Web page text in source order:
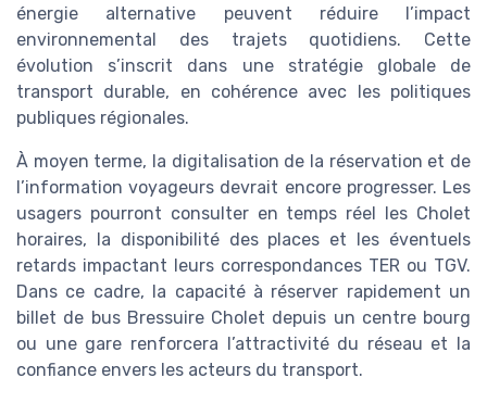
énergie alternative peuvent réduire l’impact
environnemental des trajets quotidiens. Cette
évolution s’inscrit dans une stratégie globale de
transport durable, en cohérence avec les politiques
publiques régionales.
À moyen terme, la digitalisation de la réservation et de
l’information voyageurs devrait encore progresser. Les
usagers pourront consulter en temps réel les Cholet
horaires, la disponibilité des places et les éventuels
retards impactant leurs correspondances TER ou TGV.
Dans ce cadre, la capacité à réserver rapidement un
billet de bus Bressuire Cholet depuis un centre bourg
ou une gare renforcera l’attractivité du réseau et la
confiance envers les acteurs du transport.